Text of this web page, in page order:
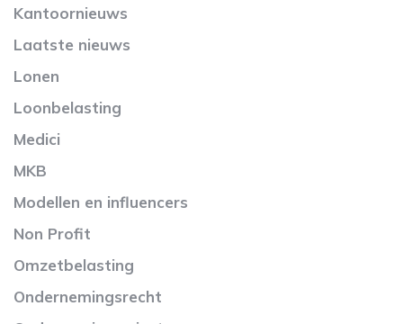
Kantoornieuws
Laatste nieuws
Lonen
Loonbelasting
Medici
MKB
Modellen en influencers
Non Profit
Omzetbelasting
Ondernemingsrecht